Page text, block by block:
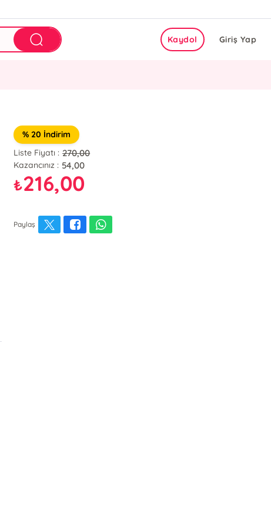
Giriş Yap
Kaydol
% 20 İndirim
Liste Fiyatı : 270,00
Kazancınız : 54,00
₺216,00
Paylaş